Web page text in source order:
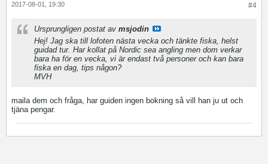
#4
2017-08-01, 19:30
Ursprungligen postat av msjodin
Hej! Jag ska till lofoten nästa vecka och tänkte fiska, helst
guidad tur. Har kollat på Nordic sea angling men dom verkar
bara ha för en vecka, vi är endast två personer och kan bara
fiska en dag, tips någon?
MVH
maila dem och fråga, har guiden ingen bokning så vill han ju ut och
tjäna pengar.